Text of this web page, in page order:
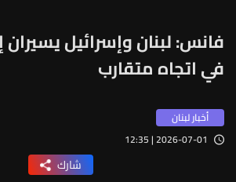
فانس: لبنان وإسرائيل
في اتجاه متقارب
أخبار لبنان
2026-07-01 | 12:35
شارك